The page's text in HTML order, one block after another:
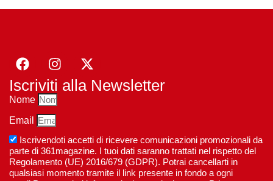
Iscriviti alla Newsletter
Nome
Email
Iscrivendoti accetti di ricevere comunicazioni promozionali da
parte di 361magazine. I tuoi dati saranno trattati nel rispetto del
Regolamento (UE) 2016/679 (GDPR). Potrai cancellarti in
qualsiasi momento tramite il link presente in fondo a ogni